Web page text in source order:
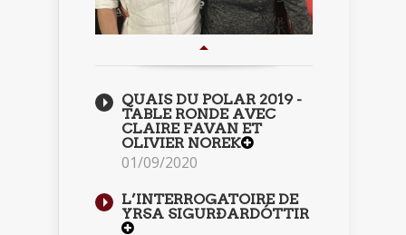
QUAIS DU POLAR 2019 -
TABLE RONDE AVEC
CLAIRE FAVAN ET
OLIVIER NOREK
01/09/2020
L’INTERROGATOIRE DE
YRSA SIGURÐARDÓTTIR